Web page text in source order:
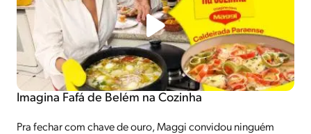
Imagina Fafá de Belém na Cozinha
Pra fechar com chave de ouro, Maggi convidou ninguém